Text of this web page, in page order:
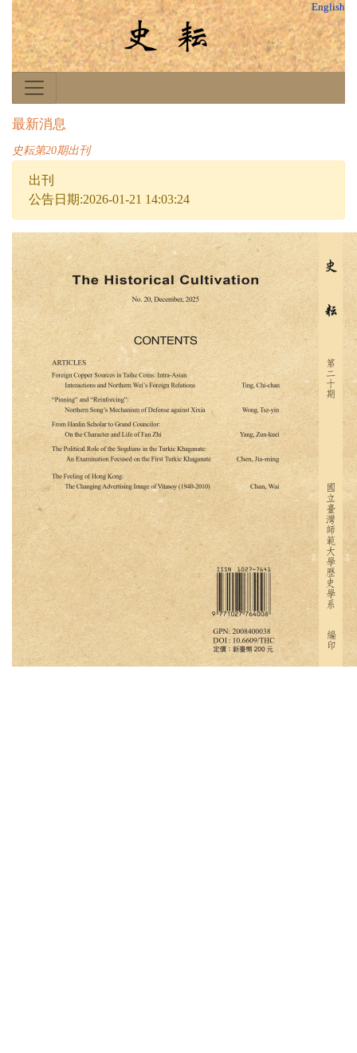
English
最新消息
史耘第20期出刊
出刊
公告日期:2026-01-21 14:03:24